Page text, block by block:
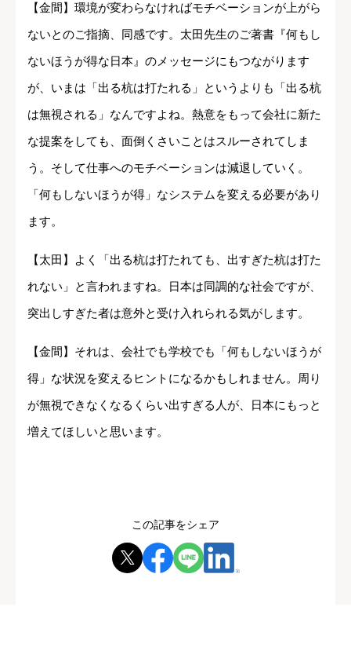
【金間】環境が変わらなければモチベーションが上がら
ないとのご指摘、同感です。太田先生のご著書『何もし
ないほうが得な日本』のメッセージにもつながります
が、いまは「出る杭は打たれる」というよりも「出る杭
は無視される」なんですよね。熱意をもって会社に新た
な提案をしても、面倒くさいことはスルーされてしま
う。そして仕事へのモチベーションは減退していく。
「何もしないほうが得」なシステムを変える必要があり
ます。
【太田】よく「出る杭は打たれても、出すぎた杭は打た
れない」と言われますね。日本は同調的な社会ですが、
突出しすぎた者は意外と受け入れられる気がします。
【金間】それは、会社でも学校でも「何もしないほうが
得」な状況を変えるヒントになるかもしれません。周り
が無視できなくなるくらい出すぎる人が、日本にもっと
増えてほしいと思います。
この記事をシェア